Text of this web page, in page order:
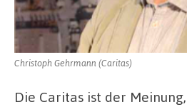
Christoph Gehrmann (Caritas)
Die Caritas ist der